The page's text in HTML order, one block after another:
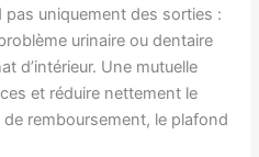
pas uniquement des sorties :
urinaire ou dentaire
d’intérieur. Une mutuelle
et réduire nettement le
remboursement, le plafond